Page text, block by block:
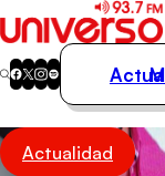
Actualidad
Actualidad